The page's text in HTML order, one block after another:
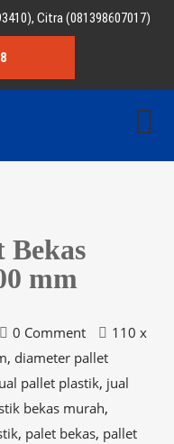
Citra (081398607017)
Bekas
mm
0 Comment
110 x
, diameter pallet
pallet plastik, jual
bekas murah,
, palet bekas, pallet